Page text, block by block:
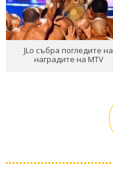
JLo събра погледите на
наградите на MTV